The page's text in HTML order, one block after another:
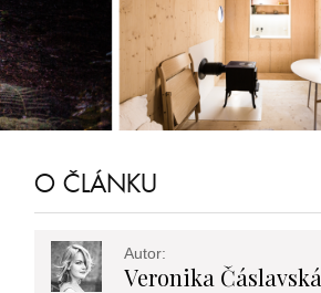
O ČLÁNKU
Autor:
Veronika Čáslavská